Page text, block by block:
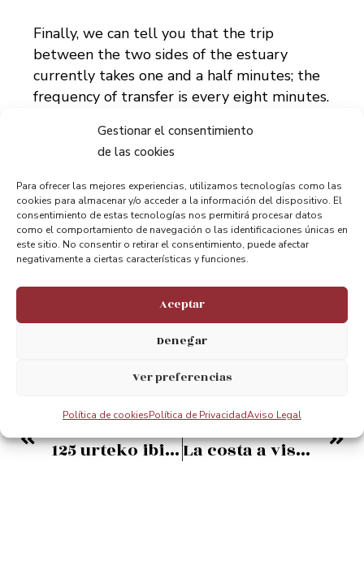
Gestionar el consentimiento
de las cookies
Para ofrecer las mejores experiencias, utilizamos tecnologías como las
cookies para almacenar y/o acceder a la información del dispositivo. El
consentimiento de estas tecnologías nos permitirá procesar datos
como el comportamiento de navegación o las identificaciones únicas en
este sitio. No consentir o retirar el consentimiento, puede afectar
negativamente a ciertas características y funciones.
Aceptar
Denegar
Ver preferencias
Política de cookiesPolítica de PrivacidadAviso Legal
Finally, we can tell you that the trip
between the two sides of the estuary
currently takes one and a half minutes; the
frequency of transfer is every eight minutes.
experienced. You can’t miss!
125 urteko ibilbidea eta berrikuntza La costa a vista de pájaro